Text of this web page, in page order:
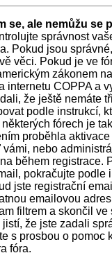
se, ale nemůžu se
správnost
Pokud jsou
věci. Pokud je ve
zákonem
internetu COPPA a
že ještě nemáte
podle instrukcí,
fórech je
proběhla
vámi, nebo
během registrace.
pokračujte podle
jste registrační
emailovou
filtrem a skončil ve
jistí, že jste zadali
s prosbou o pomoc
fóra.